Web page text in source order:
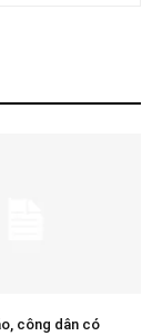
công dân có